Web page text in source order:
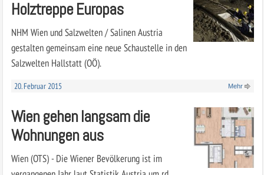
Holztreppe Europas
NHM Wien und Salzwelten / Salinen Austria
gestalten gemeinsam eine neue Schaustelle in den
Salzwelten Hallstatt (OÖ).
20. Februar 2015 Mehr
Wien gehen langsam die
Wohnungen aus
Wien (OTS) - Die Wiener Bevölkerung ist im